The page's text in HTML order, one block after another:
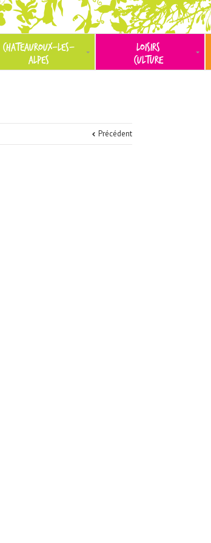
CHATEAUROUX-LES-
ALPES
LOISIRS
CULTURE
Précédent